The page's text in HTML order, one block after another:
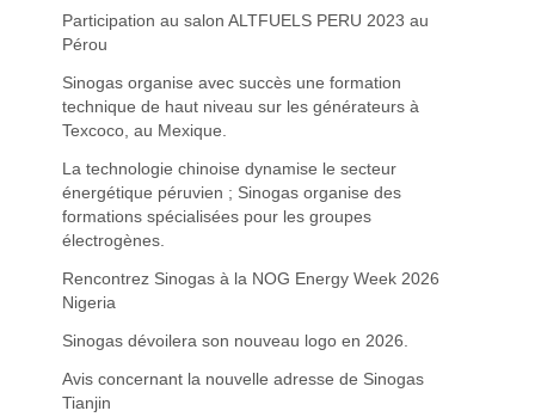
Participation au salon ALTFUELS PERU 2023 au
Pérou
Sinogas organise avec succès une formation
technique de haut niveau sur les générateurs à
Texcoco, au Mexique.
La technologie chinoise dynamise le secteur
énergétique péruvien ; Sinogas organise des
formations spécialisées pour les groupes
électrogènes.
Rencontrez Sinogas à la NOG Energy Week 2026
Nigeria
Sinogas dévoilera son nouveau logo en 2026.
Avis concernant la nouvelle adresse de Sinogas
Tianjin